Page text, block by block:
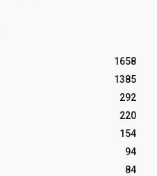
1658
1385
292
220
154
94
84